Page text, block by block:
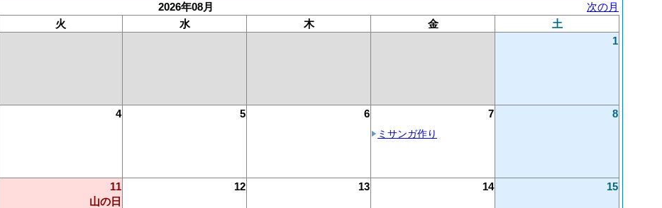
2026年08月
次の月
火 水 木 金
土
1
4 5 6 7
ミサンガ作り
8
11
山の日
12 13 14 15